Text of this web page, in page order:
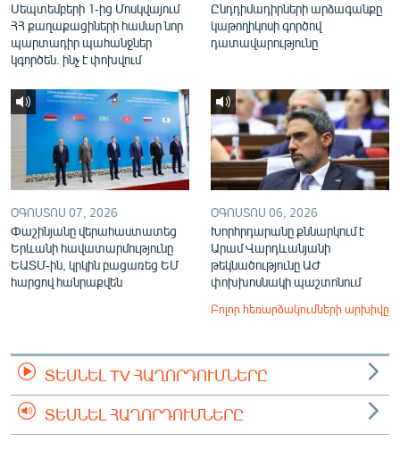
Սեպտեմբերի 1-ից Մոսկվայում
ՀՀ քաղաքացիների համար նոր
պարտադիր պահանջներ
կգործեն. ինչ է փոխվում
Ընդդիմադիրների արձագանքը
կաթողիկոսի գործով
դատավարությունը
ՕԳՈՍՏՈՍ 07, 2026
Փաշինյանը վերահաստատեց
Երևանի հավատարմությունը
ԵԱՏՄ-ին, կրկին բացառեց ԵՄ
հարցով հանրաքվեն
ՕԳՈՍՏՈՍ 06, 2026
Խորհրդարանը քննարկում է
Արամ Վարդևանյանի
թեկնածությունը ԱԺ
փոխխոսնակի պաշտոնում
Բոլոր հեռարձակումների արխիվը
ՏԵՍՆԵԼ TV ՀԱՂՈՐԴՈՒՄՆԵՐԸ
ՏԵՍՆԵԼ ՀԱՂՈՐԴՈՒՄՆԵՐԸ